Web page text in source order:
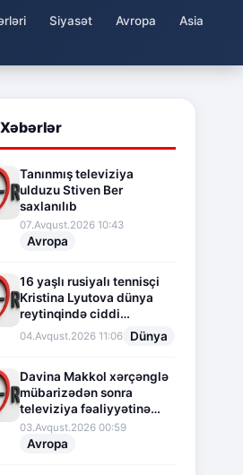
Siyasət Avropa
Asia
Tanınmış televiziya
ulduzu Stiven Ber
saxlanılıb
07.Avqust.2026 10:43
Avropa
16 yaşlı rusiyalı tennisçi
Kristina Lyutova dünya
reytinqində ciddi
irəliləyişə imza atdı
04.Avqust.2026 11:06 Dünya
Davina Makkol xərçənglə
mübarizədən sonra
televiziya fəaliyyətinə
fasilə verir
03.Avqust.2026 00:59
Avropa